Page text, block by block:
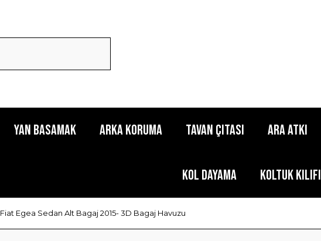
Yan Basamak Arka Koruma Tavan Çıtası Ara Atkı
Kol Dayama Koltuk Kılıfı
Fiat Egea Sedan Alt Bagaj 2015- 3D Bagaj Havuzu